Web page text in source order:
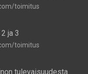
toimitus
ja 3
toimitus
tulevaisuudesta